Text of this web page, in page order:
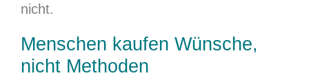
nicht.
Menschen kaufen Wünsche,
nicht Methoden